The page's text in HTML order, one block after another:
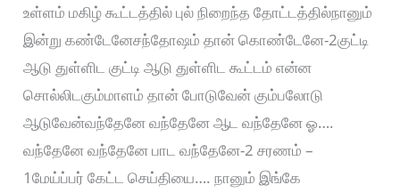
உள்ளம் மகிழ் கூட்டத்தில் புல் நிறைந்த தோட்டத்தில்நானும்
இன்று கண்டேனேசந்தோஷம் தான் கொண்டேனே-2குட்டி
ஆடு துள்ளிட குட்டி ஆடு துள்ளிட கூட்டம் என்ன
சொல்லிடகும்மாளம் தான் போடுவேன் கும்பலோடு
ஆடுவேன்வந்தேனே வந்தேனே ஆட வந்தேனே ஓ….
வந்தேனே வந்தேனே பாட வந்தேனே-2 சரணம் –
1மேய்ப்பர் கேட்ட செய்தியை…. நானும் இங்கே